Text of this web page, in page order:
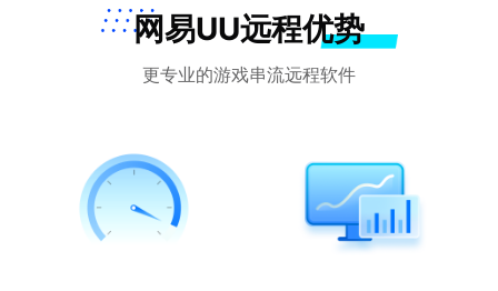
网易UU远程优势
更专业的游戏串流远程软件